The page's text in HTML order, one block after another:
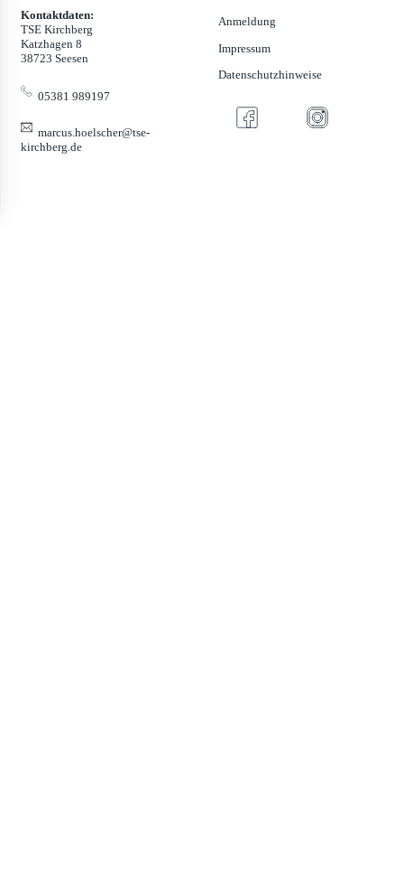
Kontaktdaten:
TSE Kirchberg
Katzhagen 8
38723 Seesen
05381 989197
marcus.hoelscher@tse-
kirchberg.de
Anmeldung
Impressum
Datenschutzhinweise